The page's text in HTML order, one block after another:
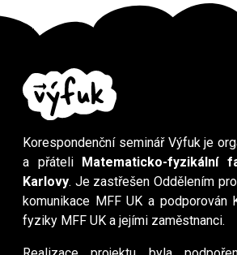
Korespondenční seminář Výfuk je
a přáteli Matematicko-fyzikální
Karlovy. Je zastřešen Oddělením
komunikace MFF UK a podporován
fyziky MFF UK a jejími zaměstnanci.